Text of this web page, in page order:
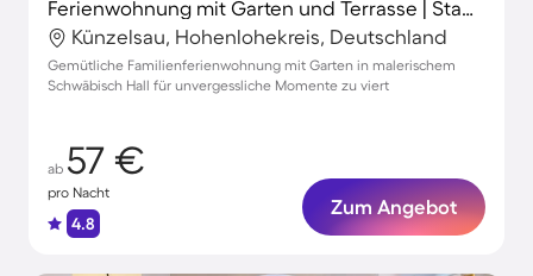
Ferienwohnung mit Garten und Terrasse | Stadtblick
Künzelsau, Hohenlohekreis, Deutschland
Gemütliche Familienferienwohnung mit Garten in malerischem
Schwäbisch Hall für unvergessliche Momente zu viert
ab 57 €
pro Nacht
4.8
Zum Angebot